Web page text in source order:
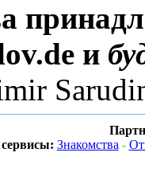
и
Знакомства -